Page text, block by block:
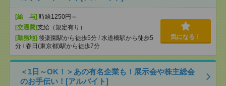
[給 与] 時給1250円～
[交通費]支給（規定有り）
[勤務地] 後楽園駅から徒歩5分 / 水道橋駅から徒歩5
分 / 春日(東京都)駅から徒歩7分
気になる！
＜1日～OK！＞あの有名企業も！展示会や株主総会
のお手伝い！[アルバイト]